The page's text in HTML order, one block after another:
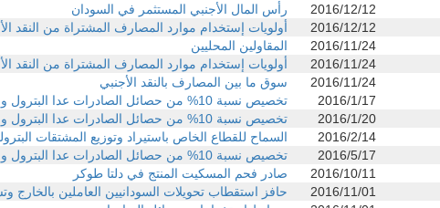
2016/12/12
رأس المال الأجنبي المستثمر في السودان
2016/12/12
أولويات إستخدام موارد المصارف المشتراة من النقد
2016/11/24
المقاولين المحليين
2016/11/24
أولويات إستخدام موارد المصارف المشتراة من النقد
2016/11/24
سوق ما بين المصارف بالنقد الأجنبي
2016/1/17
تخصيص نسبة 10% من حصائل الصادرات عدا البترول والذهب
2016/1/20
تخصيص نسبة 10% من حصائل الصادرات عدا البترول والذهب
2016/2/14
السماح للقطاع الخاص باستيراد وتوزيع المشتقات
2016/5/17
تخصيص نسبة 10% من حصائل الصادرات عدا البترول والذهب
2016/10/11
صادر فحم المسكيت المنتج في دلتا طوكر
2016/11/01
حافز استقطاب تحويلات السودانيين العاملين بالخارج